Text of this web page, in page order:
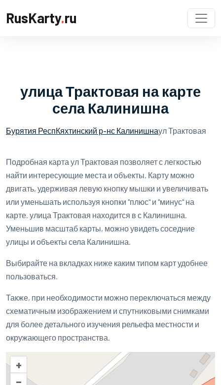
RusKarty.ru
улица Трактовая на карте
села Калинишна
Бурятия РеспКяхтинский р-нс Калинишнаул Трактовая
Подробная карта ул Трактовая позволяет с легкостью
найти интересующие места и объекты. Карту можно
двигать, удерживая левую кнопку мышки и увеличивать
или уменьшать используя кнопки "плюс" и "минус" на
карте. улица Трактовая находится в с Калинишна.
Уменьшив масштаб карты, можно увидеть соседние
улицы и объекты села Калинишна.
Выбирайте на вкладках ниже каким типом карт удобнее
пользоваться.
Также, при необходимости можно переключаться между
схематичным изображением и спутниковыми снимками
для более детального изучения рельефа местности и
окружающего пространства.
+
–